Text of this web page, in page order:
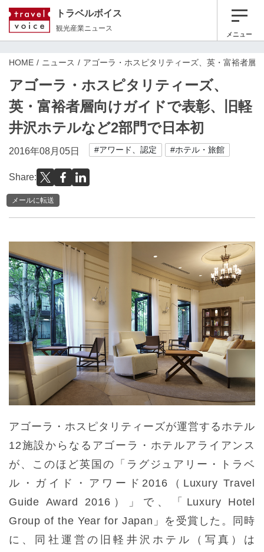
トラベルボイス
観光産業ニュース
メニュー
HOME ニュース アゴーラ・ホスピタリティーズ、英・富裕者層
アゴーラ・ホスピタリティーズ、
英・富裕者層向けガイドで表彰、旧軽
井沢ホテルなど2部門で日本初
2016年08月05日 #アワード、認定 #ホテル・旅館
Share:
メールに転送
アゴーラ・ホスピタリティーズが運営するホテル
12施設からなるアゴーラ・ホテルアライアンス
が、このほど英国の「ラグジュアリー・トラベ
ル・ガイド・アワード2016（Luxury Travel
Guide Award 2016）」で、「Luxury Hotel
Group of the Year for Japan」を受賞した。同時
に、同社運営の旧軽井沢ホテル（写真）は